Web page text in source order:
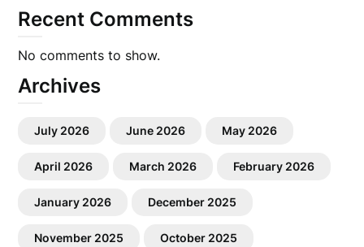
Recent Comments
No comments to show.
Archives
July 2026 June 2026 May 2026
April 2026 March 2026 February 2026
January 2026 December 2025
November 2025 October 2025